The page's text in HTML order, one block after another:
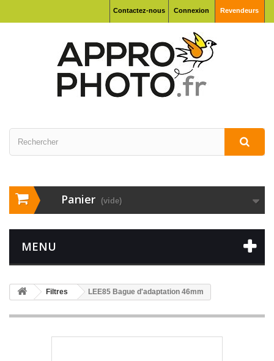
Connexion Revendeurs
Contactez-nous
Panier (vide)
MENU
Filtres LEE85 Bague d'adaptation 46mm